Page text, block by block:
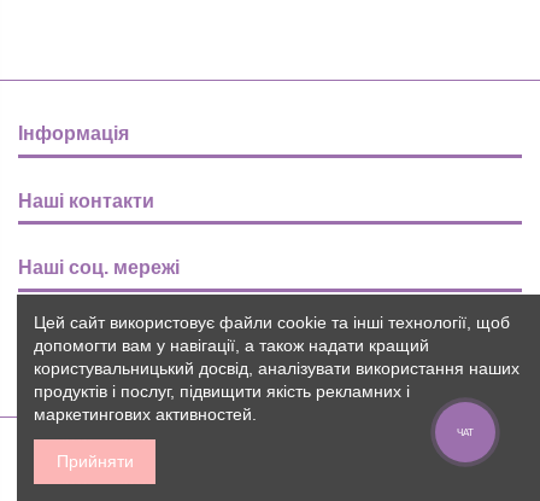
Інформація
Наші контакти
Наші соц. мережі
Розсилка
Цей сайт використовує файли cookie та інші технології, щоб
допомогти вам у навігації, а також надати кращий
користувальницький досвід, аналізувати використання наших
продуктів і послуг, підвищити якість рекламних і
маркетингових активностей.
Прийняти
ЧАТ